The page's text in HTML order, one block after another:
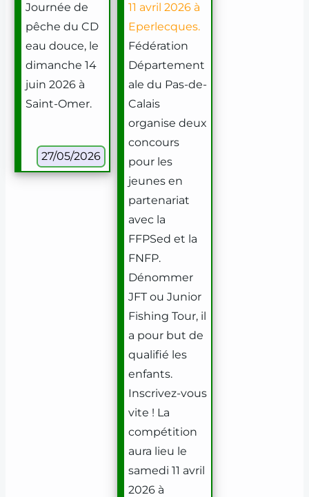
Journée de
pêche du CD
eau douce, le
dimanche 14
juin 2026 à
Saint-Omer.
27/05/2026
11 avril 2026 à
Eperlecques.
Fédération
Département
ale du Pas-de-
Calais
organise deux
concours
pour les
jeunes en
partenariat
avec la
FFPSed et la
FNFP.
Dénommer
JFT ou Junior
Fishing Tour, il
a pour but de
qualifié les
enfants.
Inscrivez-vous
vite ! La
compétition
aura lieu le
samedi 11 avril
2026 à